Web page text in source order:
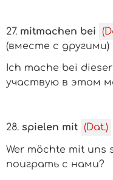
27. mitmachen bei
(вместе с другими)
Ich mache bei
участвую в этом
28. spielen mit (Dat.)
Wer möchte mit uns
поиграть с нами?